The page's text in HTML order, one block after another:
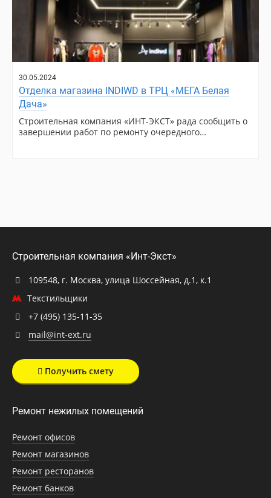
30.05.2024
Отделка магазина INDIWD в ТРЦ «МЕГА Белая
Дача»
Строительная компания «ИНТ-ЭКСТ» рада сообщить о
завершении работ по ремонту очередного…
Строительная компания «Инт-Экст»
109548, г. Москва, улица Шоссейная, д.1, к.1
Текстильщики
+7 (495) 135-11-35
mail@int-ext.ru
Получить смету
Ремонт нежилых помещений
Ремонт офисов
Ремонт магазинов
Ремонт ресторанов
Ремонт банков